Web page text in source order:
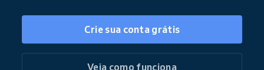
Crie sua conta grátis
Veja como funciona